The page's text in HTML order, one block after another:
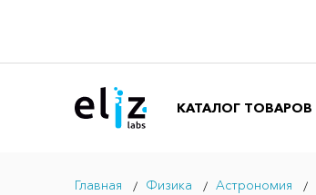
КАТАЛОГ ТОВАРОВ
Главная Физика Астрономия